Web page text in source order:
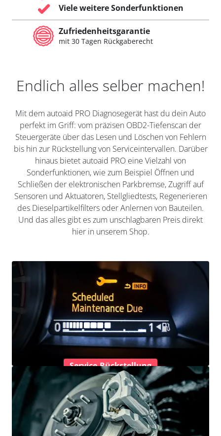
Viele weitere Sonderfunktionen
Zufriedenheitsgarantie
mit 30 Tagen Rückgaberecht
Endlich alles selber machen!
Mit dem autoaid PRO Diagnosegerät hast du dein Auto
perfekt im Griff: vom präzisen OBD2-Tiefenscan der
Steuergeräte über das Lesen und Löschen von Fehlern
bis hin zur Rückstellung von Serviceintervallen. Darüber
hinaus bietet autoaid PRO eine Vielzahl von
Sonderfunktionen, wie zum Beispiel Öffnen und
Schließen der elektronischen Parkbremse, Zugriff auf
Sensoren und Aktuatoren, Stellgliedtests, Regenerieren
des Dieselpartikelfilters oder Anlernen von Bauteilen.
Und das alles gibt es zum unschlagbaren Preis direkt
hier in unserem Shop.
Service-Rückstellung